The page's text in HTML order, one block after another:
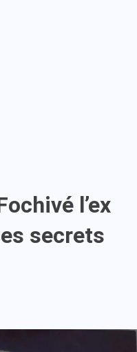
l’ex
secrets